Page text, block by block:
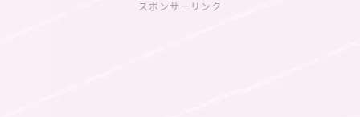
スポンサーリンク